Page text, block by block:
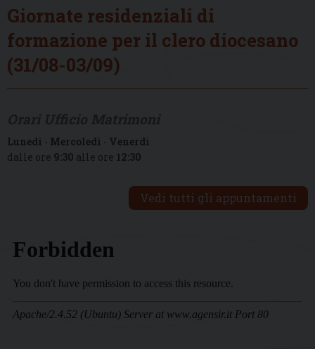
Giornate residenziali di
formazione per il clero diocesano
(31/08-03/09)
Lunedì - Mercoledì - Venerdì
dalle ore 9:30 alle ore 12:30
Vedi tutti gli appuntamenti